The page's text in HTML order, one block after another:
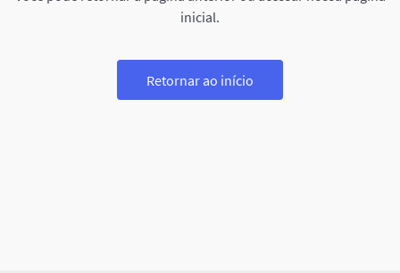
inicial.
Retornar ao início